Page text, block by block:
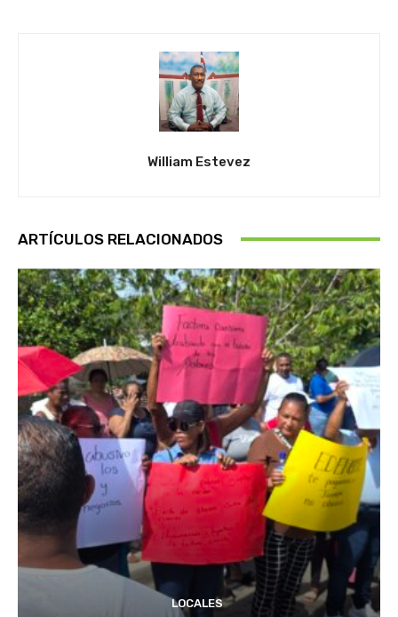
William Estevez
ARTÍCULOS RELACIONADOS
LOCALES